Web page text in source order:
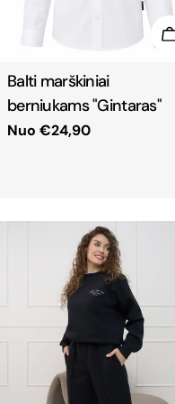
Balti marškiniai
berniukams "Gintaras"
Reguliari
Nuo €24,90